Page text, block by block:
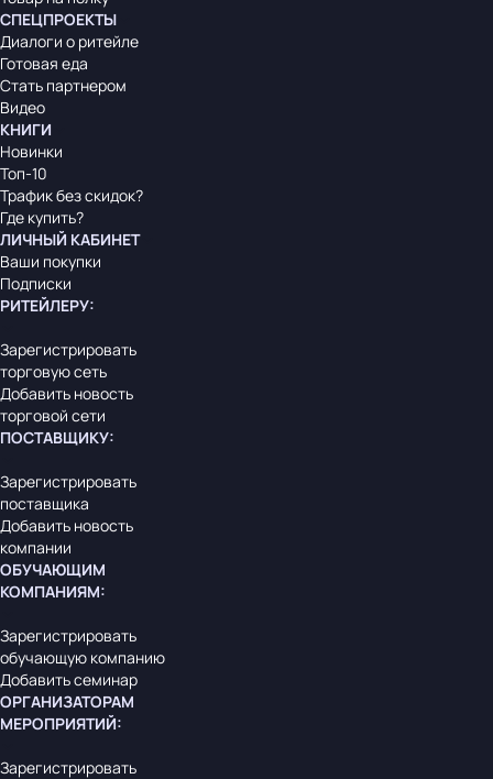
СПЕЦПРОЕКТЫ
Диалоги о ритейле
Готовая еда
Стать партнером
Видео
КНИГИ
Новинки
Топ-10
Трафик без скидок?
Где купить?
ЛИЧНЫЙ КАБИНЕТ
Ваши покупки
Подписки
РИТЕЙЛЕРУ:
Зарегистрировать
торговую сеть
Добавить новость
торговой сети
ПОСТАВЩИКУ:
Зарегистрировать
поставщика
Добавить новость
компании
ОБУЧАЮЩИМ
КОМПАНИЯМ:
Зарегистрировать
обучающую компанию
Добавить семинар
ОРГАНИЗАТОРАМ
МЕРОПРИЯТИЙ:
Зарегистрировать